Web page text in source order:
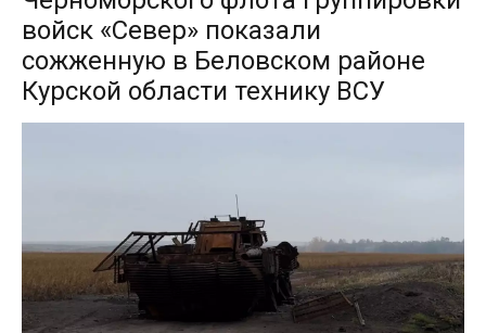
войск «Север» показали
сожженную в Беловском районе
Курской области технику ВСУ